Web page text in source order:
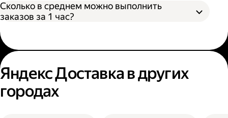
Сколько в среднем можно выполнить
заказов за 1 час?
Яндекс Доставка в других
городах